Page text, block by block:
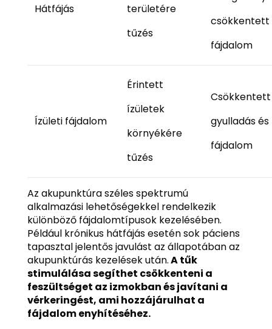
Hátfájás
területére
tűzés
csökkentett
fájdalom
Ízületi fájdalom
Érintett
ízületek
környékére
tűzés
Csökkentett
gyulladás és
fájdalom
Az akupunktúra széles spektrumú
alkalmazási lehetőségekkel rendelkezik
különböző fájdalomtípusok kezelésében.
Például krónikus hátfájás esetén sok páciens
tapasztal jelentős javulást az állapotában az
akupunktúrás kezelések után.A tűk
stimulálása segíthet csökkenteni a
feszültséget az izmokban és javítani a
vérkeringést, ami hozzájárulhat a
fájdalom enyhítéséhez.